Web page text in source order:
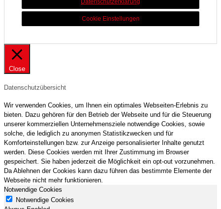
Datenschutzerklärung
Cookie Einstellungen
Close
Datenschutzübersicht
Wir verwenden Cookies, um Ihnen ein optimales Webseiten-Erlebnis zu
bieten. Dazu gehören für den Betrieb der Webseite und für die Steuerung
unserer kommerziellen Unternehmensziele notwendige Cookies, sowie
solche, die lediglich zu anonymen Statistikzwecken und für
Komforteinstellungen bzw. zur Anzeige personalisierter Inhalte genutzt
werden. Diese Cookies werden mit Ihrer Zustimmung im Browser
gespeichert. Sie haben jederzeit die Möglichkeit ein opt-out vorzunehmen.
Da Ablehnen der Cookies kann dazu führen das bestimmte Elemente der
Webseite nicht mehr funktionieren.
Notwendige Cookies
Notwendige Cookies